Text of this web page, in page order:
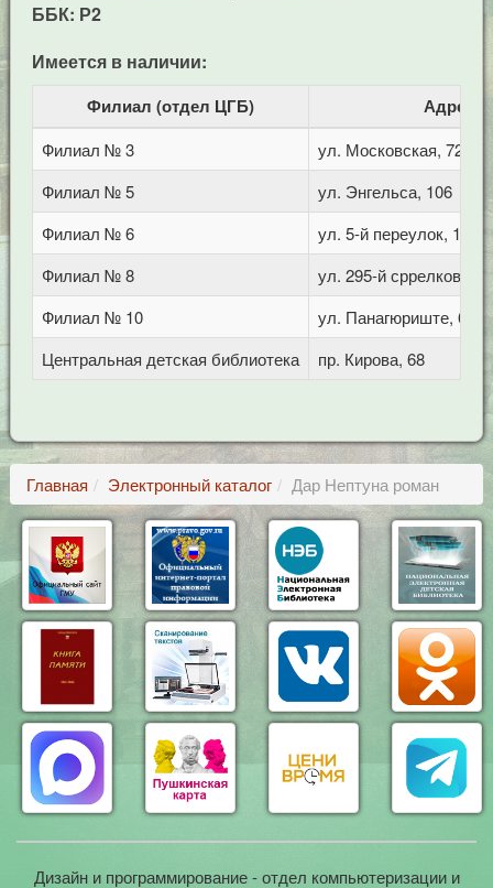
ББК: Р2
Имеется в наличии:
Филиал (отдел ЦГБ) Адрес
Филиал № 3
ул. Московская, 72/1
Филиал № 5
ул. Энгельса, 106
Филиал № 6
ул. 5-й переулок, 1
Филиал № 8
ул. 295-й сррелковой
Филиал № 10
ул. Панагюриште, 6
Центральная детская библиотека
пр. Кирова, 68
Главная Электронный каталог Дар Нептуна роман
Дизайн и программирование - отдел компьютеризации и